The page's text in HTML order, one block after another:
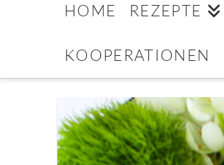
HOME REZEPTE
KOOPERATIONEN